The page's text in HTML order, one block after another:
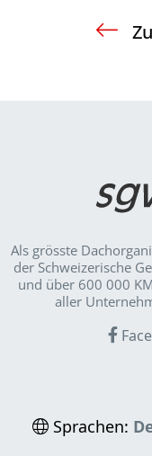
Als grösste
der Schweizerische
und über 600 000
aller
Sprachen: